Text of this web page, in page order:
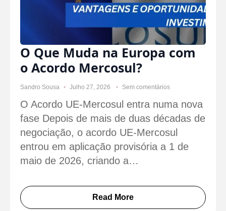
O Que Muda na Europa com
o Acordo Mercosul?
Sandro Sousa Julho 27, 2026 Sem comentários
O Acordo UE-Mercosul entra numa nova
fase Depois de mais de duas décadas de
negociação, o acordo UE-Mercosul
entrou em aplicação provisória a 1 de
maio de 2026, criando a…
Read More